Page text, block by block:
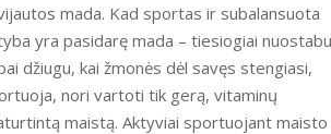
mada. Kad sportas ir subalansuota
yra pasidarę mada – tiesiogiai
džiugu, kai žmonės dėl savęs stengiasi,
nori vartoti tik gerą, vitaminų
maistą. Aktyviai sportuojant maisto